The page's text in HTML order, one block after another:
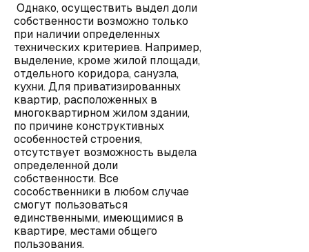
Однако, осуществить выдел доли
собственности возможно только
при наличии определенных
технических критериев. Например,
выделение, кроме жилой площади,
отдельного коридора, санузла,
кухни. Для приватизированных
квартир, расположенных в
многоквартирном жилом здании,
по причине конструктивных
особенностей строения,
отсутствует возможность выдела
определенной доли
собственности. Все
сособственники в любом случае
смогут пользоваться
единственными, имеющимися в
квартире, местами общего
пользования.